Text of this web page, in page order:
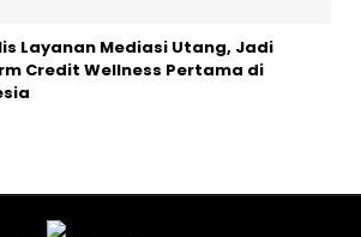
Layanan Mediasi Utang, Jadi
Credit Wellness Pertama di